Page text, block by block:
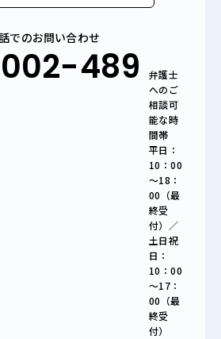
でのお問い合わせ
489
弁護士
へのご
相談可
能な時
間帯
平日：
10：00
～18：
00（最
終受
付）／
土日祝
日：
10：00
～17：
00（最
終受
付）